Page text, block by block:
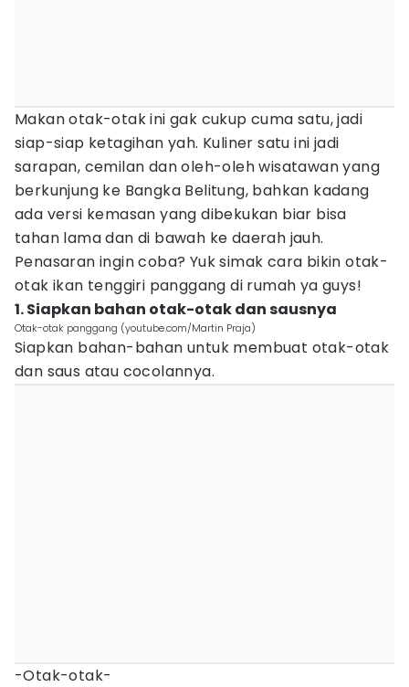
Makan otak-otak ini gak cukup cuma satu, jadi
siap-siap ketagihan yah. Kuliner satu ini jadi
sarapan, cemilan dan oleh-oleh wisatawan yang
berkunjung ke Bangka Belitung, bahkan kadang
ada versi kemasan yang dibekukan biar bisa
tahan lama dan di bawah ke daerah jauh.
Penasaran ingin coba? Yuk simak cara bikin otak-
otak ikan tenggiri panggang di rumah ya guys!
1. Siapkan bahan otak-otak dan sausnya
Otak-otak panggang (youtube.com/Martin Praja)
Siapkan bahan-bahan untuk membuat otak-otak
dan saus atau cocolannya.
-Otak-otak-